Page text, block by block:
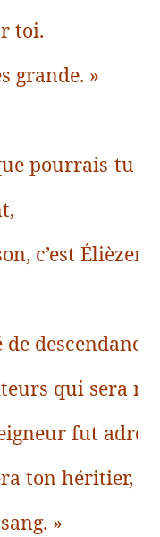
toi.
grande. »
pourrais-tu
c’est Élièzer
descendance,
qui sera
fut
ton héritier,
»